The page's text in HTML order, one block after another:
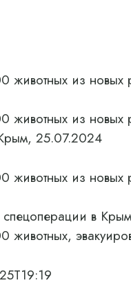
животных из новых
животных из
25.07.2024
животных из новых
в
животных,